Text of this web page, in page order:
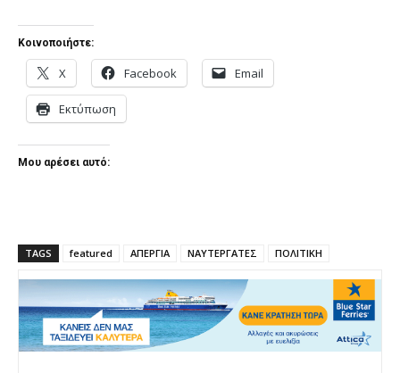
Κοινοποιήστε:
X Facebook Email
Εκτύπωση
Μου αρέσει αυτό:
TAGS featured ΑΠΕΡΓΙΑ ΝΑΥΤΕΡΓΑΤΕΣ ΠΟΛΙΤΙΚΗ